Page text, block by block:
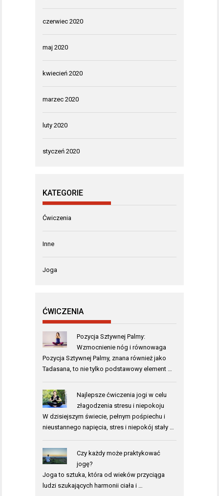
czerwiec 2020
maj 2020
kwiecień 2020
marzec 2020
luty 2020
styczeń 2020
KATEGORIE
Ćwiczenia
Inne
Joga
ĆWICZENIA
Pozycja Sztywnej Palmy:
Wzmocnienie nóg i równowaga
Pozycja Sztywnej Palmy, znana również jako
Tadasana, to nie tylko podstawowy element …
Najlepsze ćwiczenia jogi w celu
złagodzenia stresu i niepokoju
W dzisiejszym świecie, pełnym pośpiechu i
nieustannego napięcia, stres i niepokój stały …
Czy każdy może praktykować
jogę?
Joga to sztuka, która od wieków przyciąga
ludzi szukających harmonii ciała i …